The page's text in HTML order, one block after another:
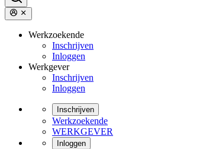
Werkzoekende
Inschrijven
Inloggen
Werkgever
Inschrijven
Inloggen
Inschrijven
Werkzoekende
WERKGEVER
Inloggen